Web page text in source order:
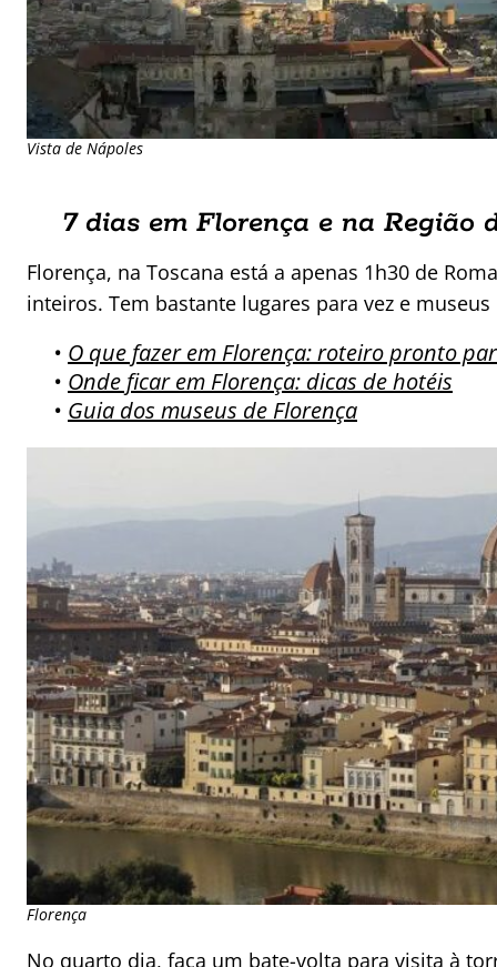
Vista de Nápoles
7 dias em Florença e na Região
Florença, na Toscana está a apenas 1h30 de
inteiros. Tem bastante lugares para vez e
• O que fazer em Florença: roteiro pronto
• Onde ficar em Florença: dicas de hotéis
• Guia dos museus de Florença
Florença
No quarto dia, faça um bate-volta para visita à